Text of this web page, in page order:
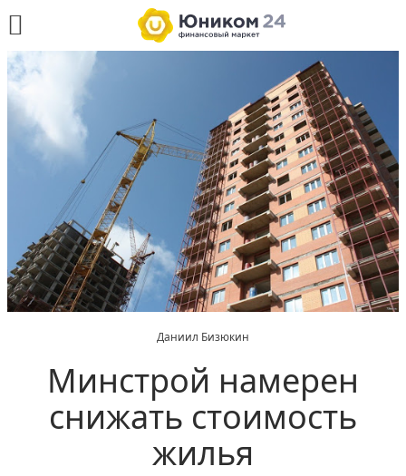
Даниил Бизюкин
Минстрой намерен
снижать стоимость
жилья